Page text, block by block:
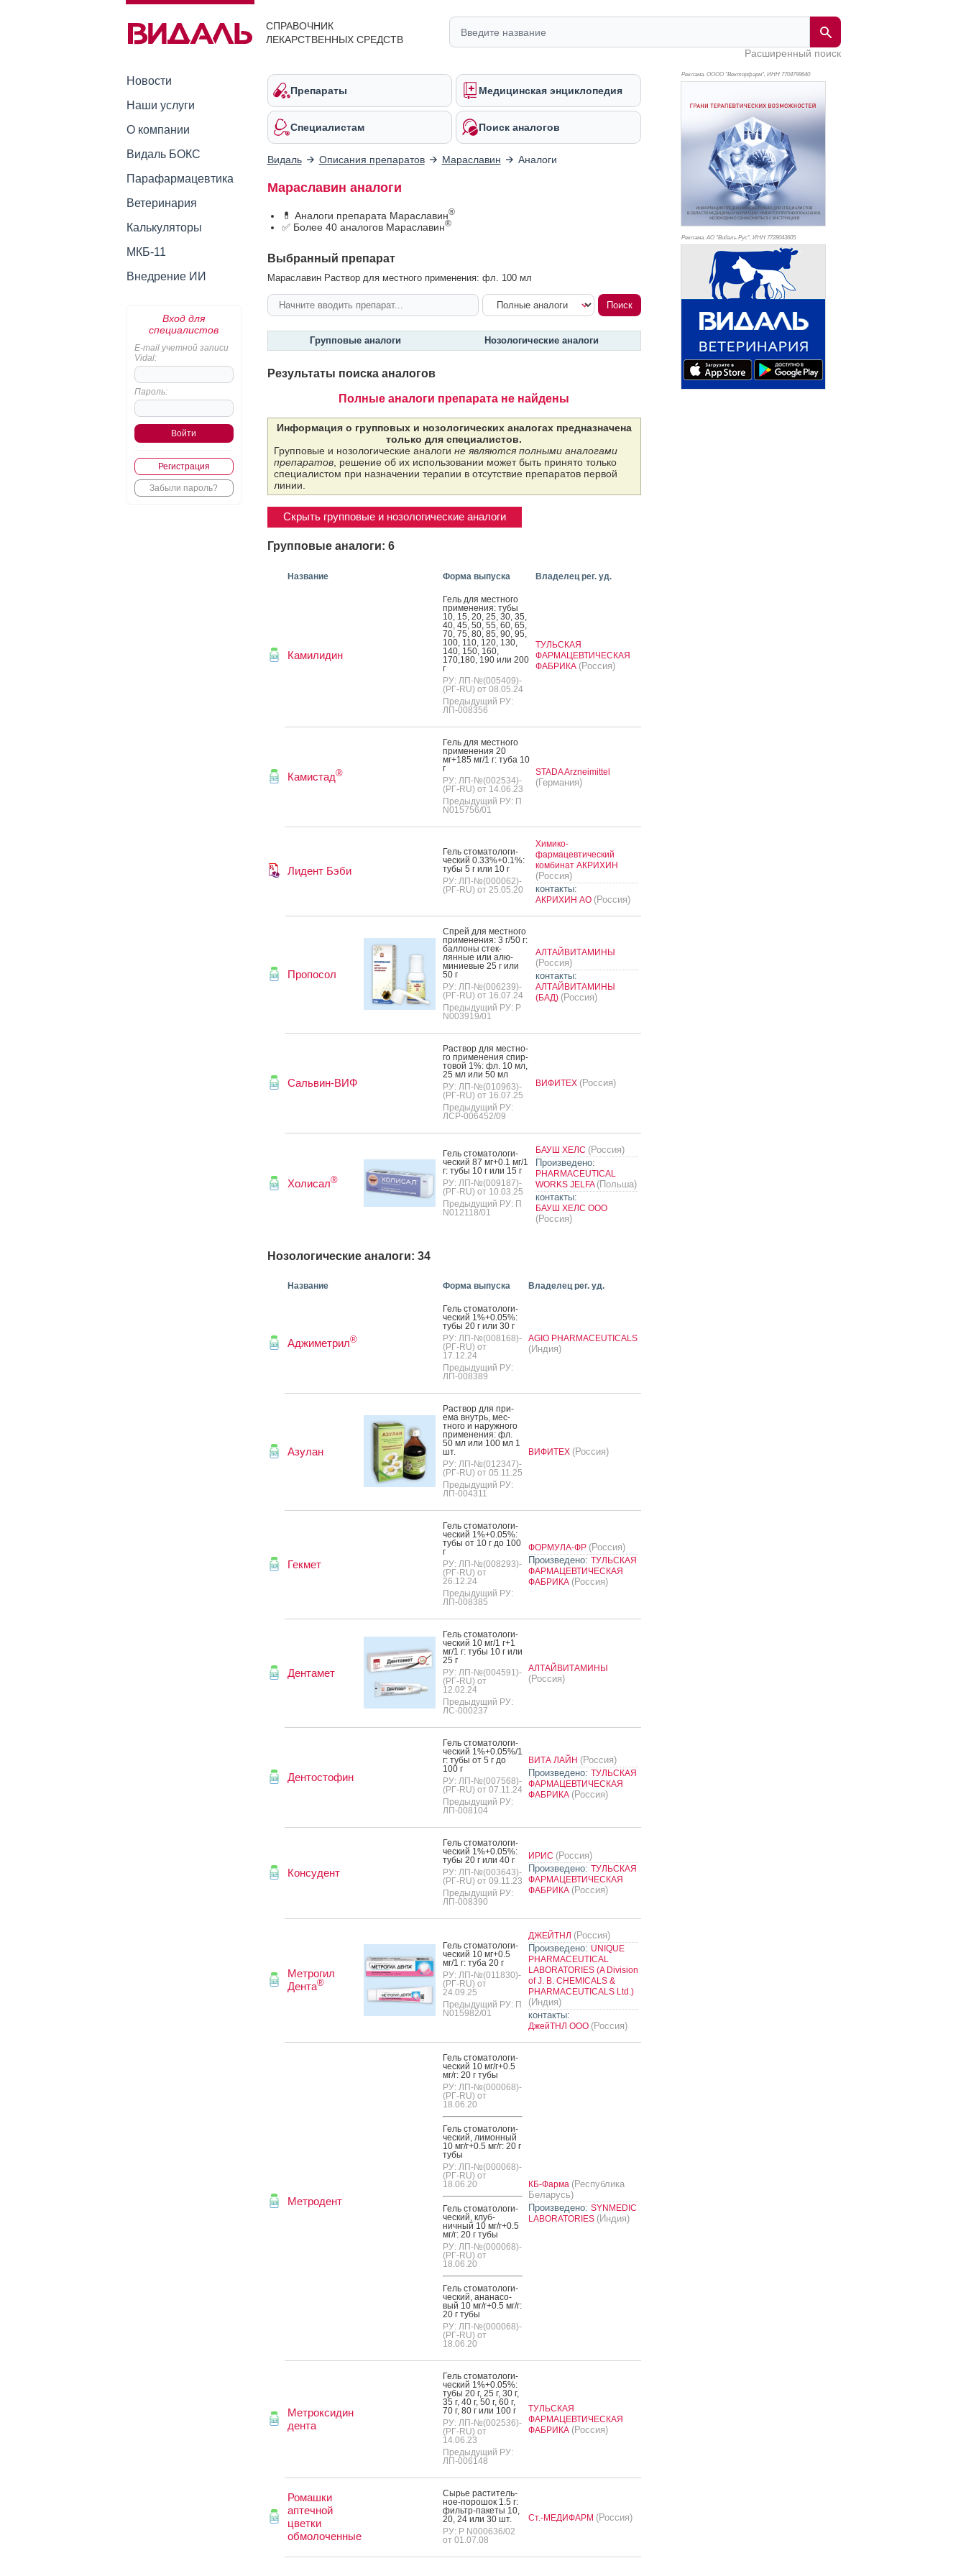
СПРАВОЧНИК
ЛЕКАРСТВЕННЫХ СРЕДСТВ
Расширенный поиск
Новости
Наши услуги
О компании
Видаль БОКС
Парафармацевтика
Ветеринария
Калькуляторы
МКБ-11
Внедрение ИИ
Вход для
специалистов
E-mail учетной записи
Vidal:
Пароль:
Регистрация
Забыли пароль?
Препараты Медицинская энциклопедия
Специалистам Поиск аналогов
Видаль Описания препаратов Мараславин Аналоги
Мараславин аналоги
💊 Аналоги препарата Мараславин®
✅ Более 40 аналогов Мараславин®
Выбранный препарат
Мараславин Раствор для местного применения: фл. 100 мл
Групповые аналоги Нозологические аналоги
Результаты поиска аналогов
Полные аналоги препарата не найдены
Информация о групповых и нозологических аналогах предназначена
только для специалистов.
Групповые и нозологические аналоги не являются полными аналогами
препаратов, решение об их использовании может быть принято только
специалистом при назначении терапии в отсутствие препаратов первой
линии.
Скрыть групповые и нозологические аналоги
Групповые аналоги: 6
Название Форма выпуска Владелец рег. уд.
Камилидин
Гель для мес­тно­го
при­мене­ния: ту­бы
10, 15, 20, 25, 30, 35,
40, 45, 50, 55, 60, 65,
70, 75, 80, 85, 90, 95,
100, 110, 120, 130,
140, 150, 160,
170,180, 190 или 200
г
РУ: ЛП-№(005409)-
(РГ-RU) от 08.05.24
Предыдущий РУ:
ЛП-008356
ТУЛЬСКАЯ
ФАРМАЦЕВТИЧЕСКАЯ
ФАБРИКА (Россия)
Камистад®
Гель для мес­тно­го
при­мене­ния 20
мг+185 мг/1 г: ту­ба 10
г
РУ: ЛП-№(002534)-
(РГ-RU) от 14.06.23
Предыдущий РУ: П
N015756/01
STADA Arzneimittel
(Германия)
Лидент Бэби
Гель сто­мато­логи­
чес­кий 0.33%+0.1%:
ту­бы 5 г или 10 г
РУ: ЛП-№(000062)-
(РГ-RU) от 25.05.20
Химико-
фармацевтический
комбинат АКРИХИН
(Россия)
контакты:
АКРИХИН АО (Россия)
Пропосол
Спрей для мес­тно­го
при­мене­ния: 3 г/50 г:
бал­ло­ны стек­
лянные или алю­
мини­евые 25 г или
50 г
РУ: ЛП-№(006239)-
(РГ-RU) от 16.07.24
Предыдущий РУ: Р
N003919/01
АЛТАЙВИТАМИНЫ
(Россия)
контакты:
АЛТАЙВИТАМИНЫ
(БАД) (Россия)
Сальвин-ВИФ
Рас­твор для мес­тно­
го при­мене­ния спир­
то­вой 1%: фл. 10 мл,
25 мл или 50 мл
РУ: ЛП-№(010963)-
(РГ-RU) от 16.07.25
Предыдущий РУ:
ЛСР-006452/09
ВИФИТЕХ (Россия)
Холисал®
Гель сто­мато­логи­
чес­кий 87 мг+0.1 мг/1
г: ту­бы 10 г или 15 г
РУ: ЛП-№(009187)-
(РГ-RU) от 10.03.25
Предыдущий РУ: П
N012118/01
БАУШ ХЕЛС (Россия)
Произведено:
PHARMACEUTICAL
WORKS JELFA (Польша)
контакты:
БАУШ ХЕЛС ООО
(Россия)
Нозологические аналоги: 34
Название Форма выпуска Владелец рег. уд.
Аджиметрил®
Гель сто­мато­логи­
чес­кий 1%+0.05%:
ту­бы 20 г или 30 г
РУ: ЛП-№(008168)-
(РГ-RU) от
17.12.24
Предыдущий РУ:
ЛП-008389
AGIO PHARMACEUTICALS
(Индия)
Азулан
Рас­твор для при­
ема внутрь, мес­
тно­го и на­руж­но­го
при­мене­ния: фл.
50 мл или 100 мл 1
шт.
РУ: ЛП-№(012347)-
(РГ-RU) от 05.11.25
Предыдущий РУ:
ЛП-004311
ВИФИТЕХ (Россия)
Гекмет
Гель сто­мато­логи­
чес­кий 1%+0.05%:
ту­бы от 10 г до 100
г
РУ: ЛП-№(008293)-
(РГ-RU) от
26.12.24
Предыдущий РУ:
ЛП-008385
ФОРМУЛА-ФР (Россия)
Произведено: ТУЛЬСКАЯ
ФАРМАЦЕВТИЧЕСКАЯ
ФАБРИКА (Россия)
Дентамет
Гель сто­мато­логи­
чес­кий 10 мг/1 г+1
мг/1 г: ту­бы 10 г или
25 г
РУ: ЛП-№(004591)-
(РГ-RU) от
12.02.24
Предыдущий РУ:
ЛС-000237
АЛТАЙВИТАМИНЫ
(Россия)
Дентостофин
Гель сто­мато­логи­
чес­кий 1%+0.05%/1
г: ту­бы от 5 г до
100 г
РУ: ЛП-№(007568)-
(РГ-RU) от 07.11.24
Предыдущий РУ:
ЛП-008104
ВИТА ЛАЙН (Россия)
Произведено: ТУЛЬСКАЯ
ФАРМАЦЕВТИЧЕСКАЯ
ФАБРИКА (Россия)
Консудент
Гель сто­мато­логи­
чес­кий 1%+0.05%:
ту­бы 20 г или 40 г
РУ: ЛП-№(003643)-
(РГ-RU) от 09.11.23
Предыдущий РУ:
ЛП-008390
ИРИС (Россия)
Произведено: ТУЛЬСКАЯ
ФАРМАЦЕВТИЧЕСКАЯ
ФАБРИКА (Россия)
Метрогил
Дента®
Гель сто­мато­логи­
чес­кий 10 мг+0.5
мг/1 г: ту­ба 20 г
РУ: ЛП-№(011830)-
(РГ-RU) от
24.09.25
Предыдущий РУ: П
N015982/01
ДЖЕЙТНЛ (Россия)
Произведено: UNIQUE
PHARMACEUTICAL
LABORATORIES (A Division
of J. B. CHEMICALS &
PHARMACEUTICALS Ltd.)
(Индия)
контакты:
ДжейТНЛ ООО (Россия)
Метродент
Гель сто­мато­логи­
чес­кий 10 мг/г+0.5
мг/г: 20 г ту­бы
РУ: ЛП-№(000068)-
(РГ-RU) от
18.06.20
Гель сто­мато­логи­
чес­кий, ли­мон­ный
10 мг/г+0.5 мг/г: 20 г
ту­бы
РУ: ЛП-№(000068)-
(РГ-RU) от
18.06.20
Гель сто­мато­логи­
чес­кий, клуб­
ничный 10 мг/г+0.5
мг/г: 20 г ту­бы
РУ: ЛП-№(000068)-
(РГ-RU) от
18.06.20
Гель сто­мато­логи­
чес­кий, ана­насо­
вый 10 мг/г+0.5 мг/г:
20 г ту­бы
РУ: ЛП-№(000068)-
(РГ-RU) от
18.06.20
КБ-Фарма (Республика
Беларусь)
Произведено: SYNMEDIC
LABORATORIES (Индия)
Метроксидин
дента
Гель сто­мато­логи­
чес­кий 1%+0.05%:
ту­бы 20 г, 25 г, 30 г,
35 г, 40 г, 50 г, 60 г,
70 г, 80 г или 100 г
РУ: ЛП-№(002536)-
(РГ-RU) от
14.06.23
Предыдущий РУ:
ЛП-006148
ТУЛЬСКАЯ
ФАРМАЦЕВТИЧЕСКАЯ
ФАБРИКА (Россия)
Ромашки
аптечной
цветки
обмолоченные
Сырье рас­ти­тель­
ное-по­рошок 1.5 г:
филь­тр-па­кеты 10,
20, 24 или 30 шт.
РУ: Р N000636/02
от 01.07.08
Ст.-МЕДИФАРМ (Россия)
Реклама. ОООО "Векторфарм", ИНН 7704799640
Реклама. АО "Видаль Рус", ИНН 7728043605